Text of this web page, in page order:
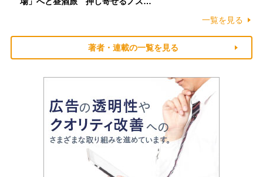
一覧を見る
著者・連載の一覧を見る